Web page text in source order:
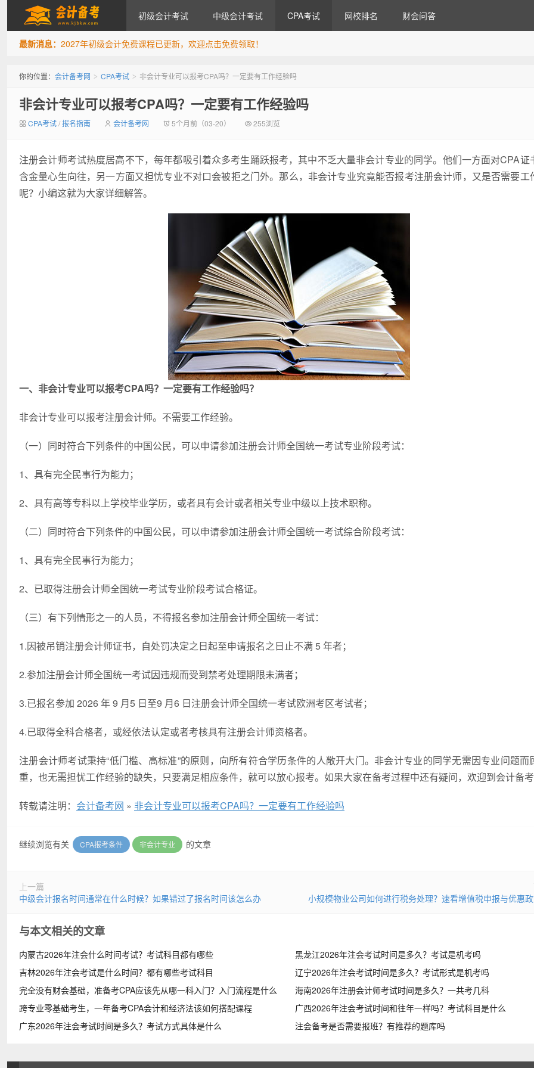
初级会计考试 中级会计考试 CPA考试 网校排名 财会问答
最新消息： 2027年初级会计免费课程已更新，欢迎点击免费领取！
你的位置： 会计备考网 > CPA考试 > 非会计专业可以报考CPA吗？一定要有工作经验吗
非会计专业可以报考CPA吗？一定要有工作经验吗
CPA考试/报名指南 会计备考网 5个月前（03-20） 255浏览
注册会计师考试热度居高不下，每年都吸引着众多考生踊跃报考，其中不乏大量非会计专业的同学。他们一方面对CPA证
含金量心生向往，另一方面又担忧专业不对口会被拒之门外。那么，非会计专业究竟能否报考注册会计师，又是否需要工
呢？小编这就为大家详细解答。
一、非会计专业可以报考CPA吗？一定要有工作经验吗？
非会计专业可以报考注册会计师。不需要工作经验。
（一）同时符合下列条件的中国公民，可以申请参加注册会计师全国统一考试专业阶段考试：
1、具有完全民事行为能力；
2、具有高等专科以上学校毕业学历，或者具有会计或者相关专业中级以上技术职称。
（二）同时符合下列条件的中国公民，可以申请参加注册会计师全国统一考试综合阶段考试：
1、具有完全民事行为能力；
2、已取得注册会计师全国统一考试专业阶段考试合格证。
（三）有下列情形之一的人员，不得报名参加注册会计师全国统一考试：
1.因被吊销注册会计师证书，自处罚决定之日起至申请报名之日止不满 5 年者；
2.参加注册会计师全国统一考试因违规而受到禁考处理期限未满者；
3.已报名参加 2026 年 9 月5 日至9 月6 日注册会计师全国统一考试欧洲考区考试者；
4.已取得全科合格者，或经依法认定或者考核具有注册会计师资格者。
注册会计师考试秉持“低门槛、高标准”的原则，向所有符合学历条件的人敞开大门。非会计专业的同学无需因专业问题而
重，也无需担忧工作经验的缺失，只要满足相应条件，就可以放心报考。如果大家在备考过程中还有疑问，欢迎到会计备考
转载请注明： 会计备考网 » 非会计专业可以报考CPA吗？一定要有工作经验吗
继续浏览有关 CPA报考条件 非会计专业 的文章
上一篇
中级会计报名时间通常在什么时候？如果错过了报名时间该怎么办
小规模物业公司如何进行税务处理？速看增值税申报与优惠
与本文相关的文章
内蒙古2026年注会什么时间考试？考试科目都有哪些
黑龙江2026年注会考试时间是多久？考试是机考吗
吉林2026年注会考试是什么时间？都有哪些考试科目
辽宁2026年注会考试时间是多久？考试形式是机考吗
完全没有财会基础，准备考CPA应该先从哪一科入门？入门流程是什么
海南2026年注册会计师考试时间是多久？一共考几科
跨专业零基础考生，一年备考CPA会计和经济法该如何搭配课程
广西2026年注会考试时间和往年一样吗？考试科目是什么
广东2026年注会考试时间是多久？考试方式具体是什么
注会备考是否需要报班？有推荐的题库吗